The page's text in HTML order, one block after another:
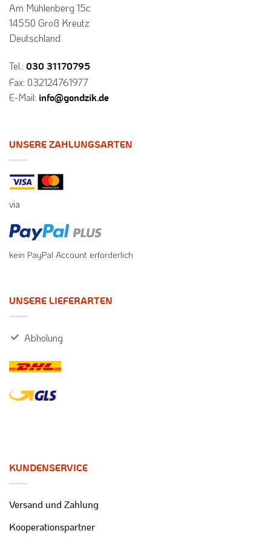
Am Mühlenberg 15c
14550 Groß Kreutz
Deutschland
Tel.: 030 31170795
Fax: 032124761977
E-Mail: info@gondzik.de
UNSERE ZAHLUNGSARTEN
via
kein PayPal Account erforderlich
UNSERE LIEFERARTEN
Abholung
KUNDENSERVICE
Versand und Zahlung
Kooperationspartner